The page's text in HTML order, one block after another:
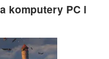
komputery PC i